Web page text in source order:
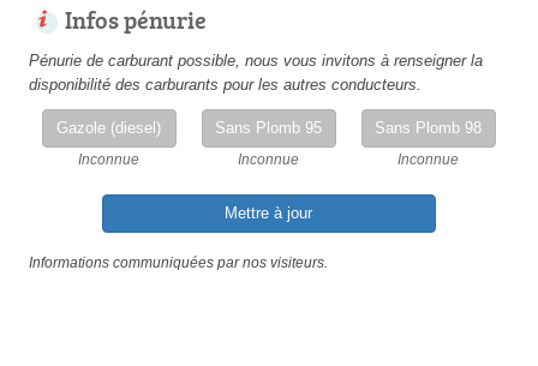
Infos pénurie
Pénurie de carburant possible, nous vous invitons à renseigner la
disponibilité des carburants pour les autres conducteurs.
Gazole (diesel)
Inconnue
Sans Plomb 95
Inconnue
Sans Plomb 98
Inconnue
Mettre à jour
Informations communiquées par nos visiteurs.